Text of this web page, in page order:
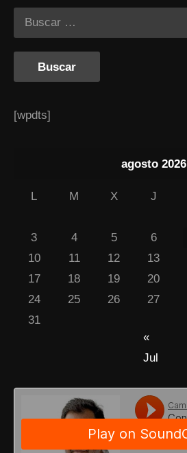
[wpdts]
agosto 2026
L M X J
3
4 5 6
10
11 12 13
17
18 19 20
24
25 26 27
31
«
Jul